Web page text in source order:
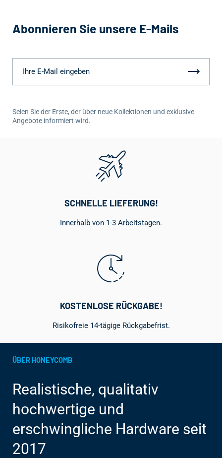
Abonnieren Sie unsere E-Mails
Seien Sie der Erste, der über neue Kollektionen und exklusive
Angebote informiert wird.
SCHNELLE LIEFERUNG!
Innerhalb von 1-3 Arbeitstagen.
KOSTENLOSE RÜCKGABE!
Risikofreie 14-tägige Rückgabefrist.
ÜBER HONEYCOMB
Realistische, qualitativ
hochwertige und
erschwingliche Hardware seit
2017